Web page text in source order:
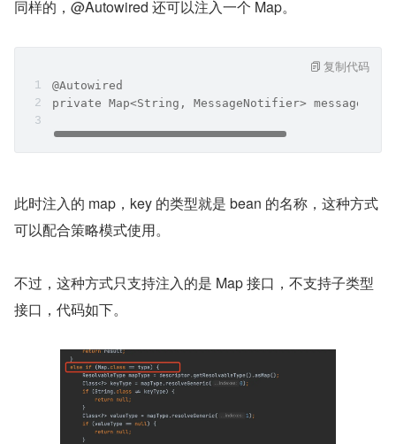
同样的，@Autowired 还可以注入一个 Map。
@Autowired
private Map<String, MessageNotifier>
复制代码
此时注入的 map，key 的类型就是 bean 的名称，这种方式
可以配合策略模式使用。
不过，这种方式只支持注入的是 Map 接口，不支持子类型
接口，代码如下。